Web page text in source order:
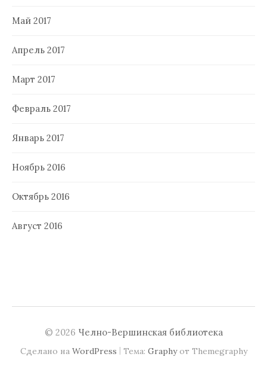
Май 2017
Апрель 2017
Март 2017
Февраль 2017
Январь 2017
Ноябрь 2016
Октябрь 2016
Август 2016
© 2026 Челно-Вершинская библиотека
Сделано на WordPress | Тема: Graphyот Themegraphy